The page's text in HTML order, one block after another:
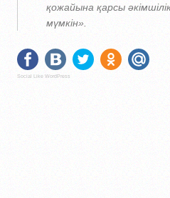
қожайына қарсы
мүмкін».
Social Like WordPress